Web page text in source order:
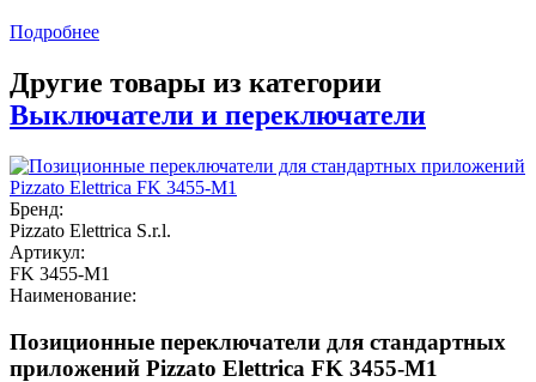
Подробнее
Другие товары из категории
Выключатели и переключатели
Бренд:
Pizzato Elettrica S.r.l.
Артикул:
FK 3455-M1
Наименование:
Позиционные переключатели для стандартных
приложений Pizzato Elettrica FK 3455-M1